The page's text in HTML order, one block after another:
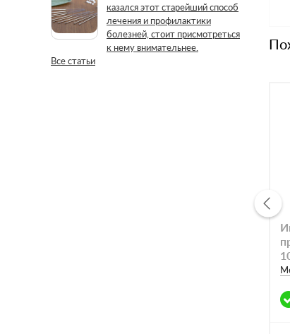
казался этот старейший способ
лечения и профилактики
болезней, стоит присмотреться
к нему внимательнее.
Все статьи